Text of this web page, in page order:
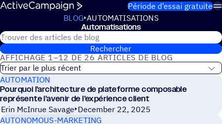
Passer au contenu
Période d’essai gratuite
BLOG AUTOMATISATIONS
Auto­ma­ti­sa­tions
Rechercher dans le blog ActiveCampaign
Rechercher
Automatisations
AFFICHAGE 1–12 DE 26 ARTICLES DE BLOG
AUTOMATION
Pourquoi l’architecture de plateforme composable
représente l’avenir de l’expérience client
Erin McInrue Savage December 22, 2025
AUTONOMOUS-MARKETING